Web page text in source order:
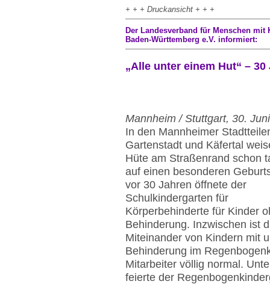
+ + + Druckansicht + + +
Der Landesverband für Menschen
Baden-Württemberg e.V. informiert:
„Alle unter einem Hut“ –
Mannheim / Stuttgart, 30.
In den Mannheimer
Gartenstadt und Käfertal
Hüte am Straßenrand schon
auf einen besonderen
vor 30 Jahren öffnete der
Schulkindergarten für
Körperbehinderte für Kinder
Behinderung. Inzwischen ist
Miteinander von Kindern mit
Behinderung im
Mitarbeiter völlig normal.
feierte der